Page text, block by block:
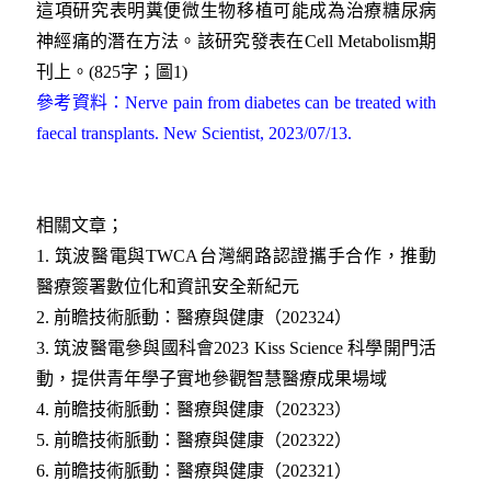
這項研究表明糞便微生物移植可能成為治療糖尿病
神經痛的潛在方法。該研究發表在Cell Metabolism期
刊上。(825字；圖1)
參考資料：Nerve pain from diabetes can be treated with
faecal transplants. New Scientist, 2023/07/13.
相關文章；
1. 筑波醫電與TWCA台灣網路認證攜手合作，推動
醫療簽署數位化和資訊安全新紀元
2. 前瞻技術脈動：醫療與健康（202324）
3. 筑波醫電參與國科會2023 Kiss Science 科學開門活
動，提供青年學子實地參觀智慧醫療成果場域
4. 前瞻技術脈動：醫療與健康（202323）
5. 前瞻技術脈動：醫療與健康（202322）
6. 前瞻技術脈動：醫療與健康（202321）